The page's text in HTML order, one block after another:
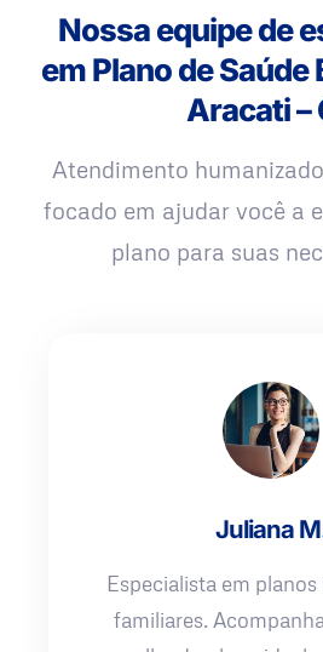
Nossa equipe de
em Plano de Saúde
Aracati –
Atendimento
focado em ajudar você a
plano para suas
Juliana
Especialista em
familiares.